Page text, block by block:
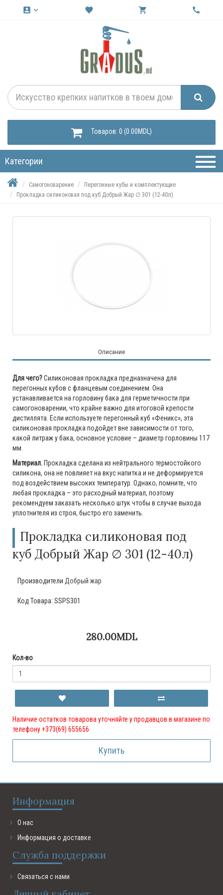
account_box keyboard_arrow_down favorite shopping_cart call
Товаров: 0 (0.00MDL)
Категории
Самогоноварение
Перегонные кубы и комплектующие
Прокладка силиконовая под куб Добрый Жар ∅ 301 (12-40л)
Описание
Для чего?Силиконовая прокладка предназначена для
перегонных кубов с фланцевым соединением. Она
устанавливается на горловину бака для герметичности при
самогоноварении, что крайне важно для итоговой крепости
дистиллята. Если используете перегонный куб «Феникс», эта
силиконовая прокладка подойдет вне зависимости от того,
какой литраж у бака, основное условие – диаметр горловины 117
мм.
Материал.Прокладка сделана из нейтрального термостойкого
силикона, она не повлияет на вкус напитка и не деформируется
под воздействием высоких температур. Однако, помните, что
любая прокладка – это расходный материал, поэтому
рекомендуем заказать несколько штук чтобы в случае выхода
уплотнителя из строя, быстро его заменить.
Прокладка силиконовая под
куб Добрый Жар ∅ 301 (12-40л)
Производители Добрый жар
Код Товара: SSPS301
280.00MDL
Кол-во
Наличие остатков товарова уточняйте у продавцов в магазине по
телефону +373(69) 655656
Купить
Информация
О нас
Информация о доставке
Служба поддержки
Связаться с нами